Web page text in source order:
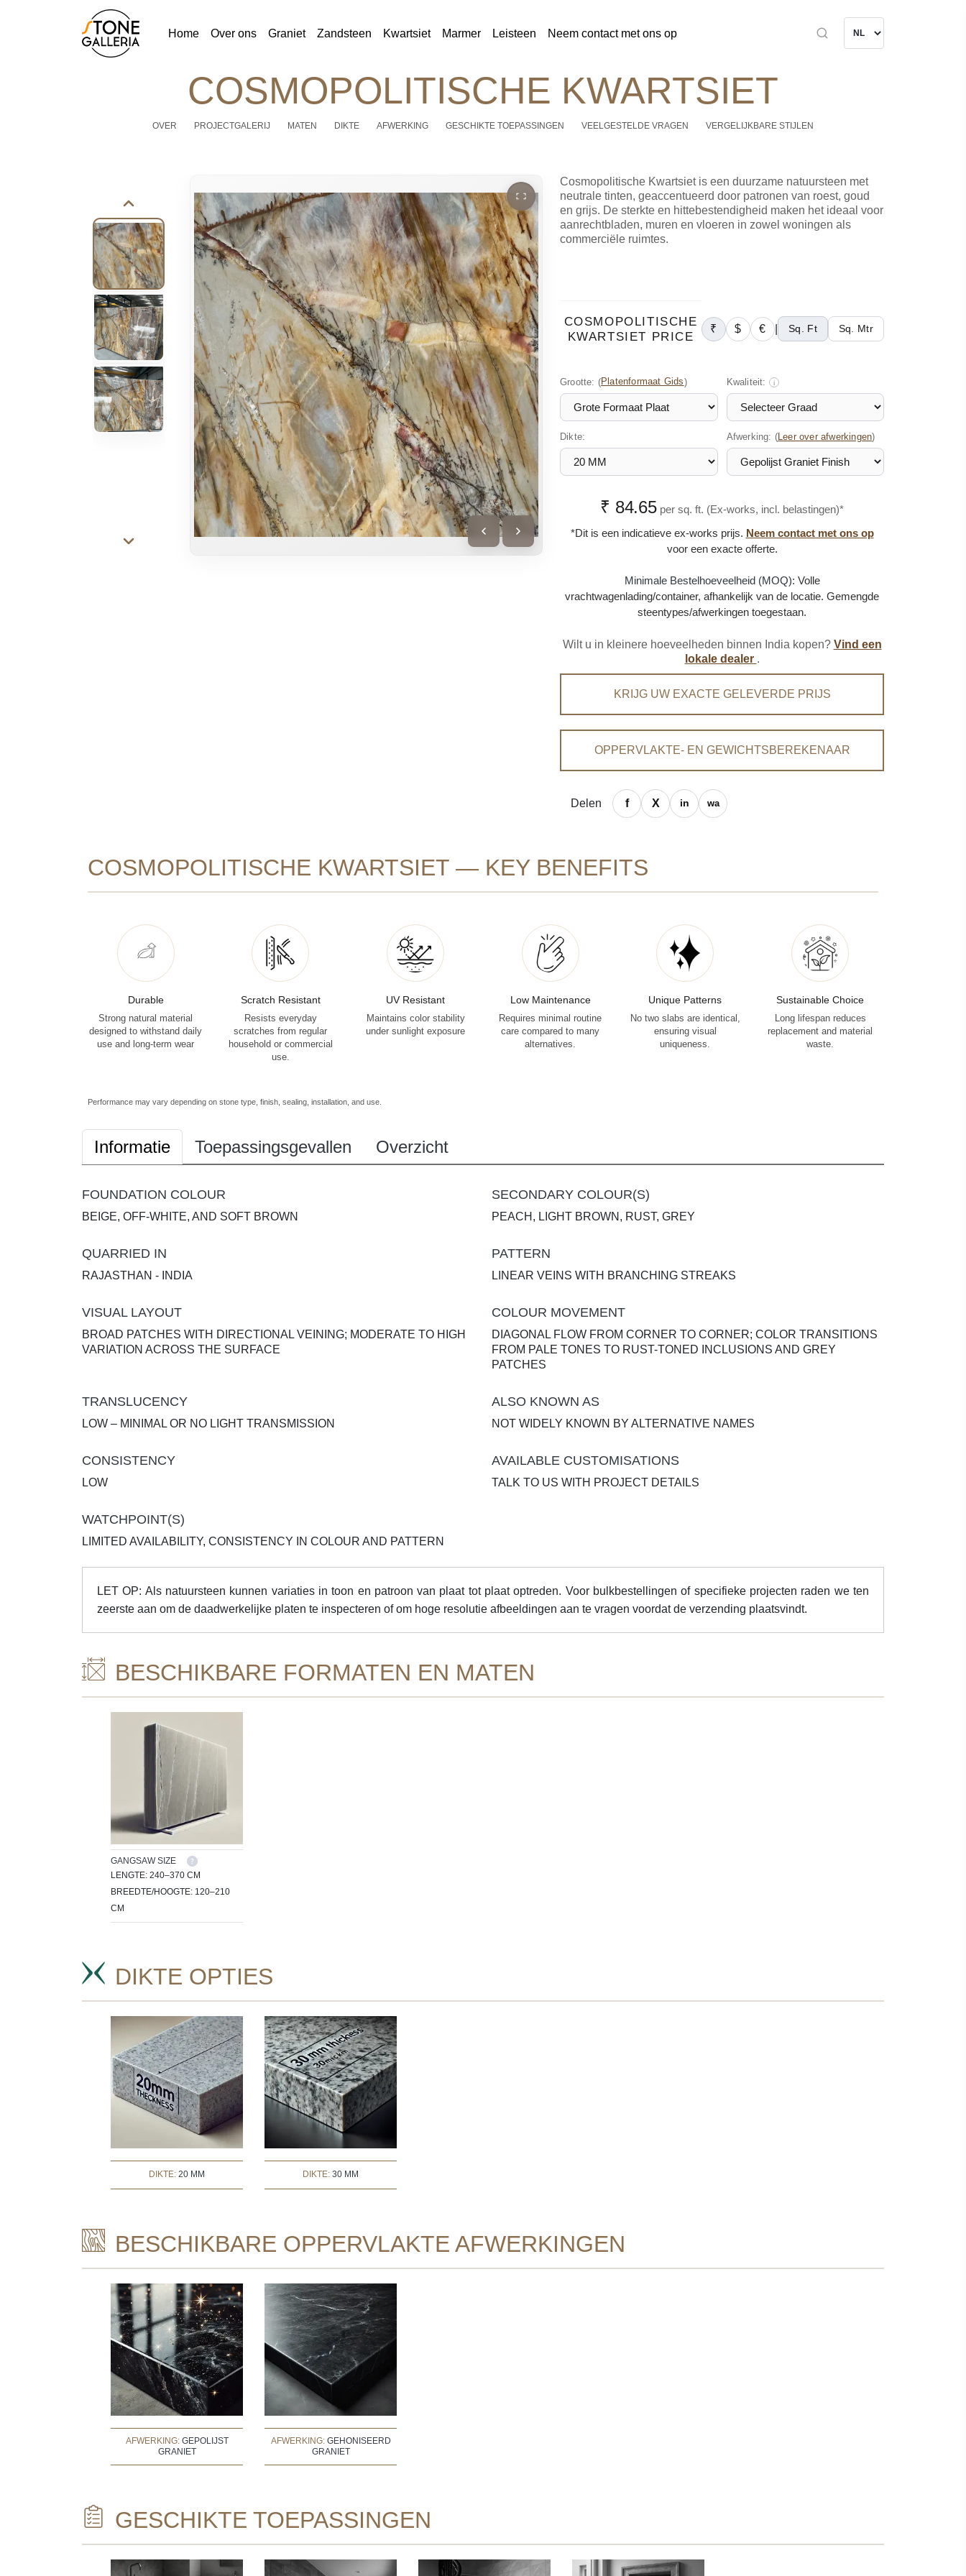
Home Over ons Graniet Zandsteen Kwartsiet Marmer Leisteen Neem contact met ons op
COSMOPOLITISCHE KWARTSIET
OVER PROJECTGALERIJ MATEN DIKTE AFWERKING GESCHIKTE TOEPASSINGEN VEELGESTELDE VRAGEN VERGELIJKBARE STIJLEN
Cosmopolitische Kwartsiet is een duurzame natuursteen met
neutrale tinten, geaccentueerd door patronen van roest, goud
en grijs. De sterkte en hittebestendigheid maken het ideaal voor
aanrechtbladen, muren en vloeren in zowel woningen als
commerciële ruimtes.
COSMOPOLITISCHE
KWARTSIET PRICE
₹ $ € Sq. Ft Sq. Mtr
Grootte: (Platenformaat Gids) Kwaliteit: i
Dikte: Afwerking: (Leer over afwerkingen)
₹ 84.65 per sq. ft. (Ex-works, incl. belastingen)*
*Dit is een indicatieve ex-works prijs. Neem contact met ons op
voor een exacte offerte.
Minimale Bestelhoeveelheid (MOQ): Volle
vrachtwagenlading/container, afhankelijk van de locatie. Gemengde
steentypes/afwerkingen toegestaan.
Wilt u in kleinere hoeveelheden binnen India kopen? Vind een
lokale dealer .
KRIJG UW EXACTE GELEVERDE PRIJS
OPPERVLAKTE- EN GEWICHTSBEREKENAAR
Delen
COSMOPOLITISCHE KWARTSIET — KEY BENEFITS
Durable
Strong natural material
designed to withstand daily
use and long-term wear
Scratch Resistant
Resists everyday
scratches from regular
household or commercial
use.
UV Resistant
Maintains color stability
under sunlight exposure
Low Maintenance
Requires minimal routine
care compared to many
alternatives.
Unique Patterns
No two slabs are identical,
ensuring visual
uniqueness.
Sustainable Choice
Long lifespan reduces
replacement and material
waste.
Performance may vary depending on stone type, finish, sealing, installation, and use.
Informatie Toepassingsgevallen Overzicht
FOUNDATION COLOUR
BEIGE, OFF-WHITE, AND SOFT BROWN
SECONDARY COLOUR(S)
PEACH, LIGHT BROWN, RUST, GREY
QUARRIED IN
RAJASTHAN - INDIA
PATTERN
LINEAR VEINS WITH BRANCHING STREAKS
VISUAL LAYOUT
BROAD PATCHES WITH DIRECTIONAL VEINING; MODERATE TO HIGH
VARIATION ACROSS THE SURFACE
COLOUR MOVEMENT
DIAGONAL FLOW FROM CORNER TO CORNER; COLOR TRANSITIONS
FROM PALE TONES TO RUST-TONED INCLUSIONS AND GREY
PATCHES
TRANSLUCENCY
LOW – MINIMAL OR NO LIGHT TRANSMISSION
ALSO KNOWN AS
NOT WIDELY KNOWN BY ALTERNATIVE NAMES
CONSISTENCY
LOW
AVAILABLE CUSTOMISATIONS
TALK TO US WITH PROJECT DETAILS
WATCHPOINT(S)
LIMITED AVAILABILITY, CONSISTENCY IN COLOUR AND PATTERN
LET OP: Als natuursteen kunnen variaties in toon en patroon van plaat tot plaat optreden. Voor bulkbestellingen of specifieke projecten raden we ten
zeerste aan om de daadwerkelijke platen te inspecteren of om hoge resolutie afbeeldingen aan te vragen voordat de verzending plaatsvindt.
BESCHIKBARE FORMATEN EN MATEN
GANGSAW SIZE
LENGTE: 240–370 CM
BREEDTE/HOOGTE: 120–210
CM
DIKTE OPTIES
DIKTE: 20 MM DIKTE: 30 MM
BESCHIKBARE OPPERVLAKTE AFWERKINGEN
AFWERKING: GEPOLIJST
GRANIET
AFWERKING: GEHONISEERD
GRANIET
GESCHIKTE TOEPASSINGEN